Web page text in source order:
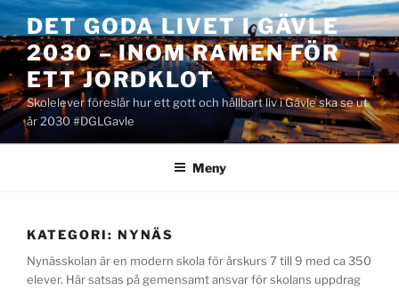
Hoppa
till
innehåll
DET GODA LIVET I GÄVLE
2030 – INOM RAMEN FÖR
ETT JORDKLOT
Skolelever föreslår hur ett gott och hållbart liv i Gävle ska se ut
år 2030 #DGLGavle
Meny
KATEGORI: NYNÄS
Nynässkolan är en modern skola för årskurs 7 till 9 med ca 350
elever. Här satsas på gemensamt ansvar för skolans uppdrag